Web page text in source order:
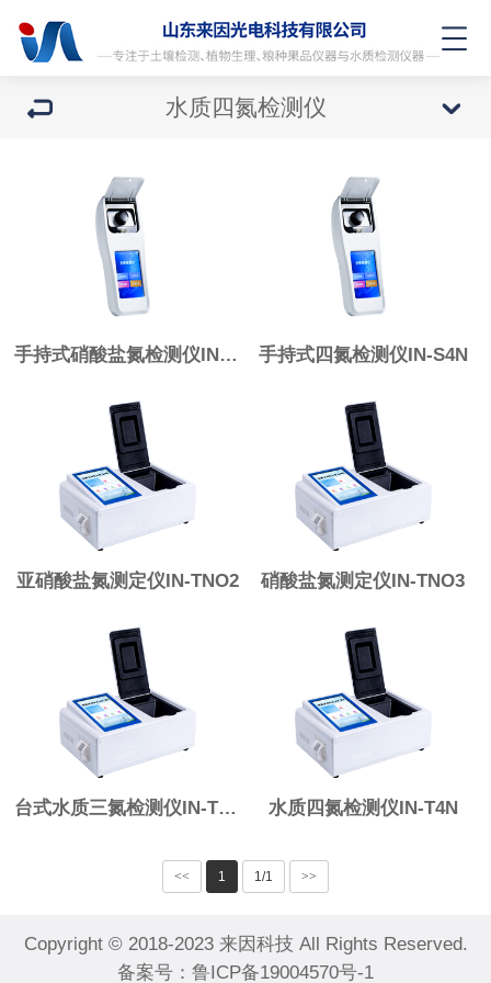
水质四氮检测仪
手持式硝酸盐氮检测仪IN-SNO3 手持式四氮检测仪IN-S4N
亚硝酸盐氮测定仪IN-TNO2 硝酸盐氮测定仪IN-TNO3
台式水质三氮检测仪IN-T3N 水质四氮检测仪IN-T4N
<< 1 1/1 >>
Copyright © 2018-2023 来因科技 All Rights Reserved.
备案号： 鲁ICP备19004570号-1